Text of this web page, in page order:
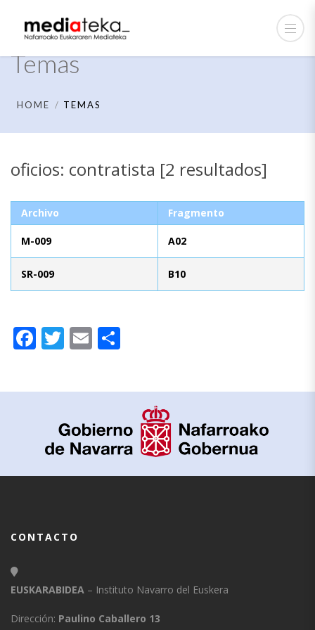
Temas
HOME TEMAS
oficios: contratista [2 resultados]
Archivo Fragmento
M-009 A02
SR-009 B10
Facebook
Twitter
Email
CONTACTO
EUSKARABIDEA – Instituto Navarro del Euskera
Dirección: Paulino Caballero 13